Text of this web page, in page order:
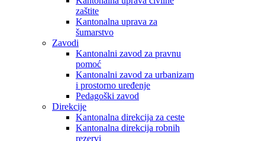
zaštite
Kantonalna uprava za
šumarstvo
Zavodi
Kantonalni zavod za pravnu
pomoć
Kantonalni zavod za urbanizam
i prostorno uređenje
Pedagoški zavod
Direkcije
Kantonalna direkcija za ceste
Kantonalna direkcija robnih
rezervi